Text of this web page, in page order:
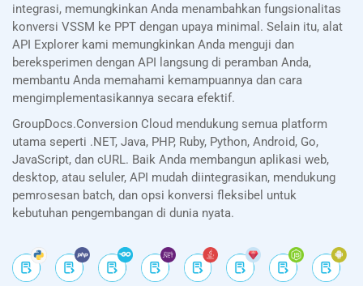
integrasi, memungkinkan Anda menambahkan fungsionalitas
konversi VSSM ke PPT dengan upaya minimal. Selain itu, alat
API Explorer kami memungkinkan Anda menguji dan
bereksperimen dengan API langsung di peramban Anda,
membantu Anda memahami kemampuannya dan cara
mengimplementasikannya secara efektif.
GroupDocs.Conversion Cloud mendukung semua platform
utama seperti .NET, Java, PHP, Ruby, Python, Android, Go,
JavaScript, dan cURL. Baik Anda membangun aplikasi web,
desktop, atau seluler, API mudah diintegrasikan, mendukung
pemrosesan batch, dan opsi konversi fleksibel untuk
kebutuhan pengembangan di dunia nyata.